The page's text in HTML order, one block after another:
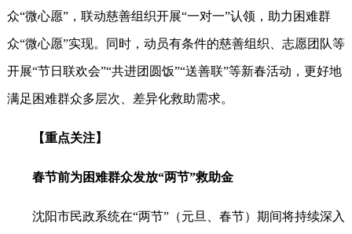
众“微心愿”，联动慈善组织开展“一对一”认领，助力困难群
众“微心愿”实现。同时，动员有条件的慈善组织、志愿团队等
开展“节日联欢会”“共进团圆饭”“送善联”等新春活动，更好地
满足困难群众多层次、差异化救助需求。
【重点关注】
春节前为困难群众发放“两节”救助金
沈阳市民政系统在“两节”（元旦、春节）期间将持续深入